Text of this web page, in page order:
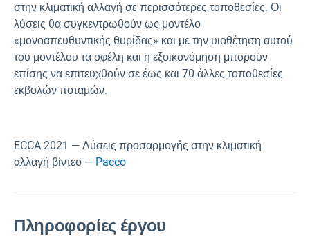
στην κλιματική αλλαγή σε περισσότερες τοποθεσίες. Οι
λύσεις θα συγκεντρωθούν ως μοντέλο
«μονοαπευθυντικής θυρίδας» και με την υιοθέτηση αυτού
του μοντέλου τα οφέλη και η εξοικονόμηση μπορούν
επίσης να επιτευχθούν σε έως και 70 άλλες τοποθεσίες
εκβολών ποταμών.
ECCA 2021 — Λύσεις προσαρμογής στην κλιματική
αλλαγή βίντεο — Pacco
Πληροφορίες έργου